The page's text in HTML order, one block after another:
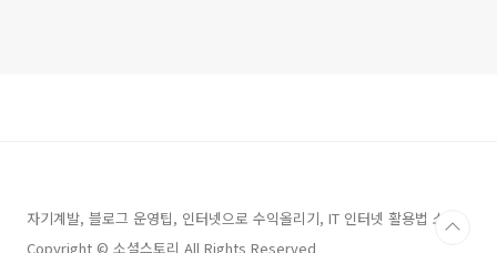
자기계발, 블로그 운영팁, 인터넷으로 수익올리기, IT 인터넷 활용법 소개
Copyright © 소셜스토리 All Rights Reserved